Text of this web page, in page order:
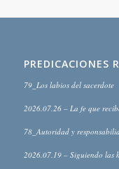
PREDICACIONES
79_Los labios del sacerdote
2026.07.26 – La fe que
78_Autoridad y
2026.07.19 – Siguiendo las